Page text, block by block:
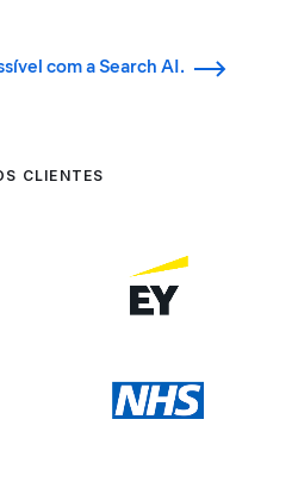
com a Search AI.
CLIENTES